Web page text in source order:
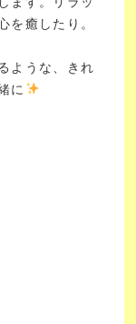
を癒したり。
ような、きれ
に